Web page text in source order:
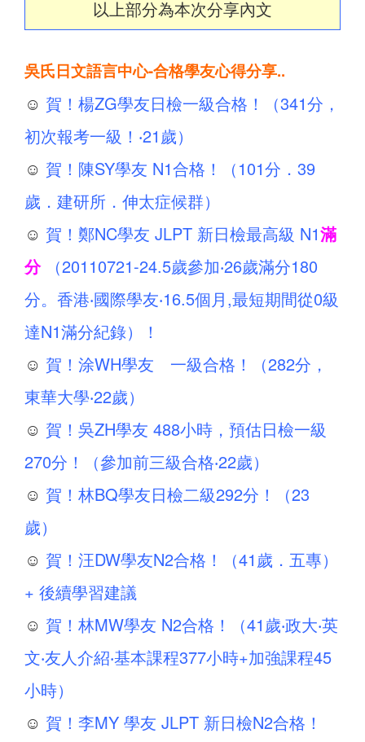
以上部分為本次分享內文
吳氏日文語言中心-合格學友心得分享..
☺ 賀！楊ZG學友日檢一級合格！（341分，
初次報考一級！‧21歲）
☺ 賀！陳SY學友 N1合格！（101分．39
歲．建研所．伸太症候群）
☺ 賀！鄭NC學友 JLPT 新日檢最高級 N1滿
分
（20110721-24.5歲參加‧26歲滿分180
分。香港‧國際學友‧16.5個月,最短期間從0級
達N1滿分紀錄）！
☺ 賀！涂WH學友 一級合格！（282分，
東華大學‧22歲）
☺ 賀！吳ZH學友 488小時，預估日檢一級
270分！（參加前三級合格‧22歲）
☺ 賀！林BQ學友日檢二級292分！（23
歲）
☺ 賀！汪DW學友N2合格！（41歲．五專）
+ 後續學習建議
☺ 賀！林MW學友 N2合格！（41歲‧政大‧英
文‧友人介紹‧基本課程377小時+加強課程45
小時）
☺ 賀！李MY 學友 JLPT 新日檢N2合格！